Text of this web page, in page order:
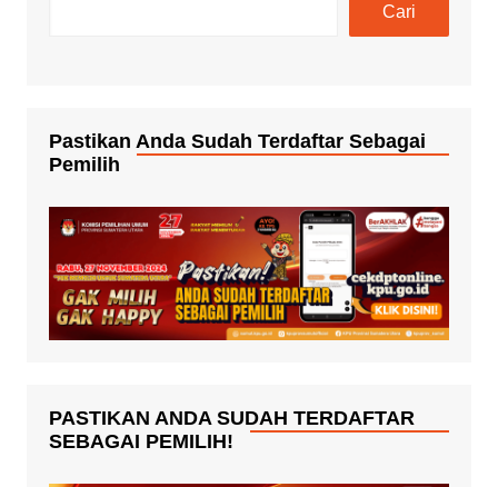
Cari
Pastikan Anda Sudah Terdaftar Sebagai
Pemilih
PASTIKAN ANDA SUDAH TERDAFTAR
SEBAGAI PEMILIH!